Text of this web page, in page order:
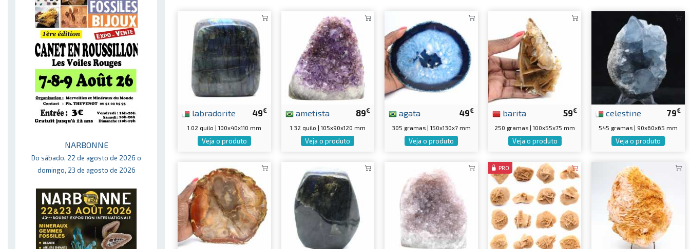
NARBONNE
Do sábado, 22 de agosto de 2026 o
domingo, 23 de agosto de 2026
49€
labradorite
1.02 quilo | 100x40x110 mm
Veja o produto
89€
ametista
1.32 quilo | 105x90x120 mm
Veja o produto
49€
agata
305 gramas | 150x130x7 mm
Veja o produto
59€
barita
250 gramas | 100x55x75 mm
Veja o produto
79€
celestine
545 gramas | 90x60x65 mm
Veja o produto
PRO